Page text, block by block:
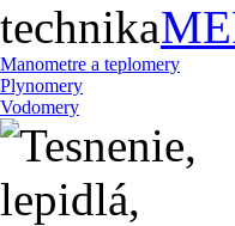
Manometre a teplomery
Plynomery
Vodomery